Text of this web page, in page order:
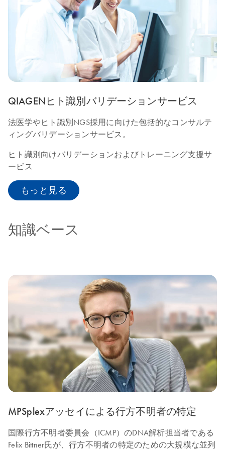
QIAGENヒト識別バリデーションサービス
法医学やヒト識別NGS採用に向けた包括的なコンサルテ
ィングバリデーションサービス。
ヒト識別向けバリデーションおよびトレーニング支援サ
ービス
もっと見る
知識ベース
MPSplexアッセイによる行方不明者の特定
国際行方不明者委員会（ICMP）のDNA解析担当者である
Felix Bittner氏が、行方不明者の特定のための大規模な並列